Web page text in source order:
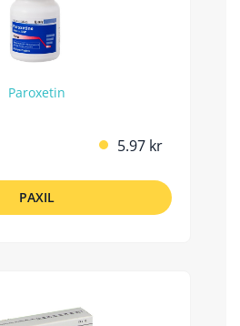
Paroxetin
5.97 kr
PAXIL